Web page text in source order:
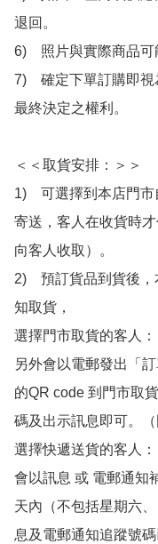
退回。
6)　照片與實際商品可
7)　確定下單訂購即
最終決定之權利。
＜＜取貨安排：＞＞
1)　可選擇到本店門
寄送，客人在收貨時
向客人收取）。
2)　預訂貨品到貨後
知取貨，
選擇門市取貨的客人：
另外會以電郵發出「
的QR code 到門市取
碼及出示訊息即可。
選擇快遞送貨的客人：
會以訊息 或 電郵通知
天內（不包括星期六
息及電郵通知追蹤號碼